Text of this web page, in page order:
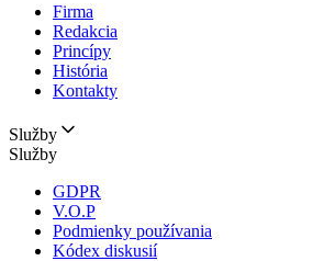
Firma
Redakcia
Princípy
História
Kontakty
Služby
Služby
GDPR
V.O.P
Podmienky používania
Kódex diskusií